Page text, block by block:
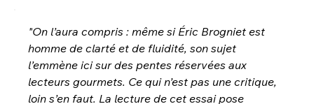
"On l’aura compris : même si Éric Brogniet est
homme de clarté et de fluidité, son sujet
l’emmène ici sur des pentes réservées aux
lecteurs gourmets. Ce qui n’est pas une critique,
loin s’en faut. La lecture de cet essai pose